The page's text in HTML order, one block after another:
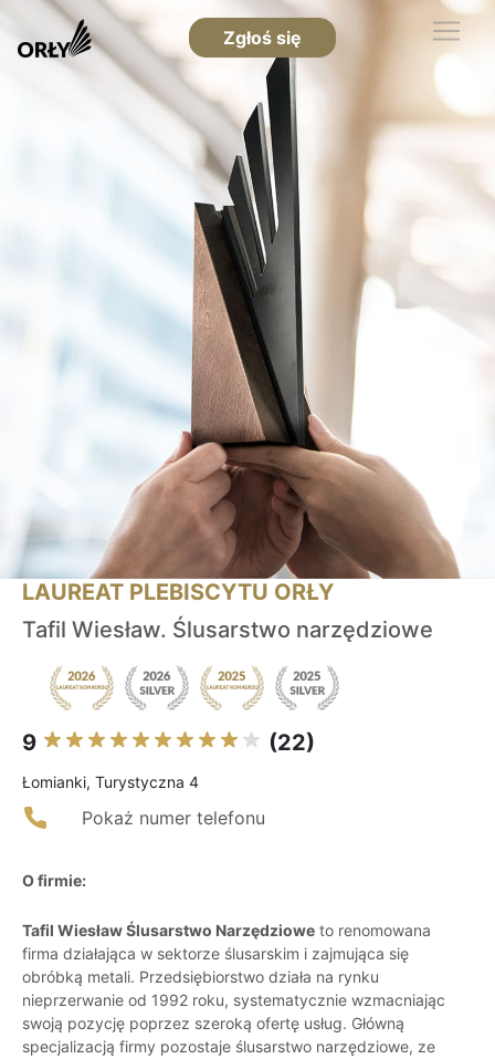
Zgłoś się
LAUREAT PLEBISCYTU ORŁY
Tafil Wiesław. Ślusarstwo narzędziowe
9 (22)
Łomianki, Turystyczna 4
Pokaż numer telefonu
O firmie:
Tafil Wiesław Ślusarstwo Narzędziowe to renomowana
firma działająca w sektorze ślusarskim i zajmująca się
obróbką metali. Przedsiębiorstwo działa na rynku
nieprzerwanie od 1992 roku, systematycznie wzmacniając
swoją pozycję poprzez szeroką ofertę usług. Główną
specjalizacją firmy pozostaje ślusarstwo narzędziowe, ze